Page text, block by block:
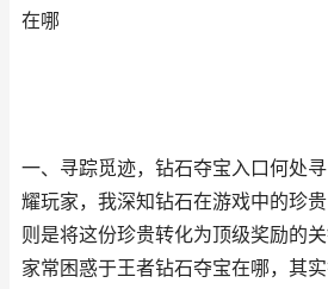
在哪
一、寻踪觅迹，钻石夺宝入口何处
耀玩家，我深知钻石在游戏中的珍贵
则是将这份珍贵转化为顶级奖励的
家常困惑于王者钻石夺宝在哪，其